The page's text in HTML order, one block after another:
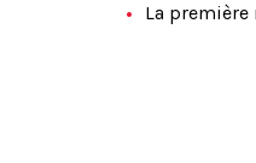
La